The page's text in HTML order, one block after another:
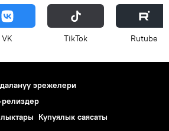
VK ТikТоk Rutube
эрежелери
Купуялык саясаты